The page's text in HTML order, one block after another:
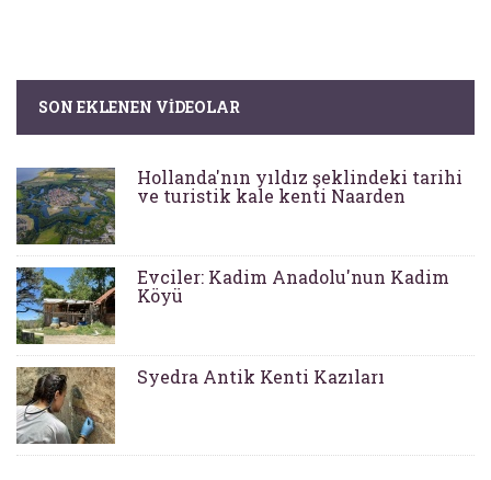
SON EKLENEN VIDEOLAR
Hollanda'nın yıldız şeklindeki tarihi
ve turistik kale kenti Naarden
Evciler: Kadim Anadolu'nun Kadim
Köyü
Syedra Antik Kenti Kazıları